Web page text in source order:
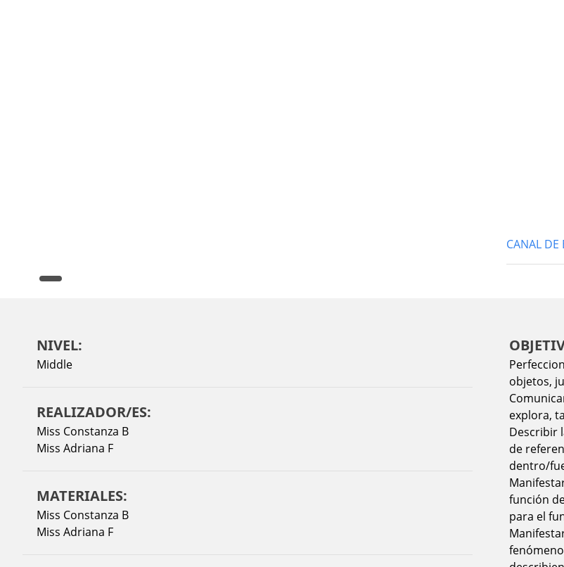
CANAL DE
NIVEL:
Middle
REALIZADOR/ES:
Miss Constanza B
Miss Adriana F
MATERIALES:
Miss Constanza B
Miss Adriana F
objetos,
explora,
Describir
de
dentro/
función
para el